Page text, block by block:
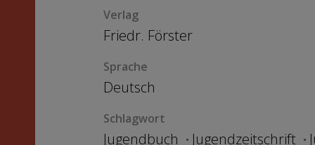
Verlag
Friedr. Förster
Sprache
Deutsch
Schlagwort
Jugendbuch Jugendzeitschrift